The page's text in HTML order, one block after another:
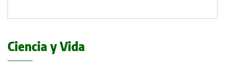
Ciencia y Vida